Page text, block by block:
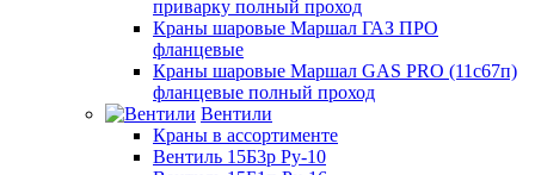
приварку полный проход
Краны шаровые Маршал ГАЗ ПРО
фланцевые
Краны шаровые Маршал GAS PRO (11с67п)
фланцевые полный проход
Вентили
Краны в ассортименте
Вентиль 15Б3р Ру-10